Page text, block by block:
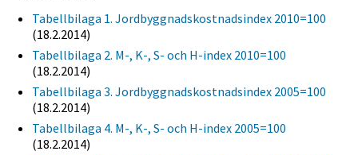
Tabellbilaga 1. Jordbyggnadskostnadsindex 2010=100
(18.2.2014)
Tabellbilaga 2. M-, K-, S- och H-index 2010=100
(18.2.2014)
Tabellbilaga 3. Jordbyggnadskostnadsindex 2005=100
(18.2.2014)
Tabellbilaga 4. M-, K-, S- och H-index 2005=100
(18.2.2014)